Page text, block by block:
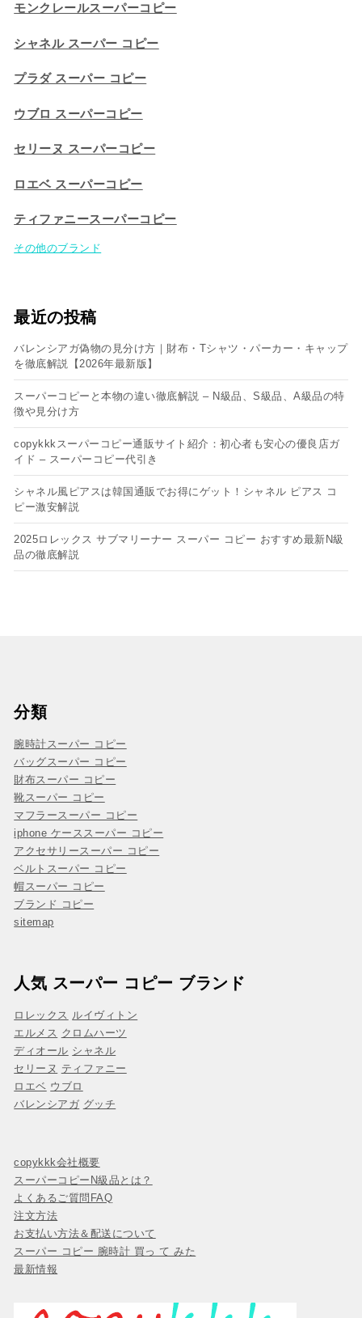
モンクレールスーパーコピー
シャネル スーパー コピー
プラダ スーパー コピー
ウブロ スーパーコピー
セリーヌ スーパーコピー​
ロエベ スーパーコピー
ティファニースーパーコピー
その他のブランド
最近の投稿
バレンシアガ偽物の見分け方｜財布・Tシャツ・パーカー・キャップ
を徹底解説【2026年最新版】
スーパーコピーと本物の違い徹底解説 – N級品、S級品、A級品の特
徴や見分け方
copykkkスーパーコピー通販サイト紹介：初心者も安心の優良店ガ
イド – スーパーコピー代引き
シャネル風ピアスは韓国通販でお得にゲット！シャネル ピアス コ
ピー​激安解説
2025ロレックス サブマリーナー スーパー コピー おすすめ最新N級
品の徹底解説
分類
腕時計スーパー コピー
バッグスーパー コピー
財布スーパー コピー
靴スーパー コピー
マフラースーパー コピー
iphone ケーススーパー コピー
アクセサリースーパー コピー
ベルトスーパー コピー
帽スーパー コピー
ブランド コピー
sitemap
人気 スーパー コピー ブランド
ロレックス ルイヴィトン
エルメス クロムハーツ
ディオール シャネル
セリーヌ ティファニー
ロエベ ウブロ
バレンシアガ グッチ
copykkk会社概要
スーパーコピーN級品とは？
よくあるご質問FAQ
注文方法
お支払い方法＆配送について
スーパー コピー 腕時計 買っ て みた
最新情報